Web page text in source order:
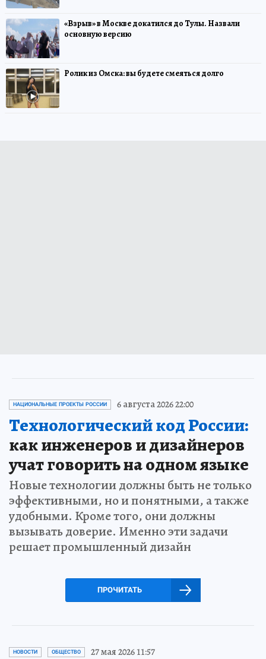
«Взрыв» в Москве докатился до Тулы. Назвали
основную версию
Ролик из Омска: вы будете смеяться долго
НАЦИОНАЛЬНЫЕ ПРОЕКТЫ РОССИИ 6 августа 2026 22:00
Технологический код России:
как инженеров и дизайнеров
учат говорить на одном языке
Новые технологии должны быть не только
эффективными, но и понятными, а также
удобными. Кроме того, они должны
вызывать доверие. Именно эти задачи
решает промышленный дизайн
ПРОЧИТАТЬ
НОВОСТИ ОБЩЕСТВО 27 мая 2026 11:57